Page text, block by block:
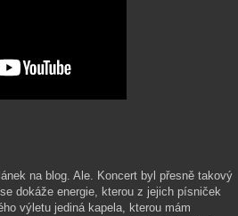
na blog. Ale. Koncert byl přesně takový
dokáže energie, kterou z jejich písniček
výletu jediná kapela, kterou mám